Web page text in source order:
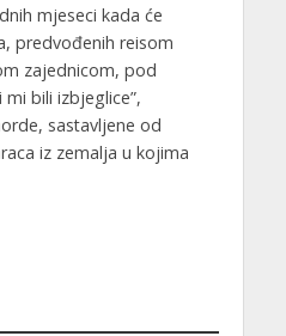
mjeseci kada će
predvođenih reisom
zajednicom, pod
bili izbjeglice”,
sastavljene od
iz zemalja u kojima